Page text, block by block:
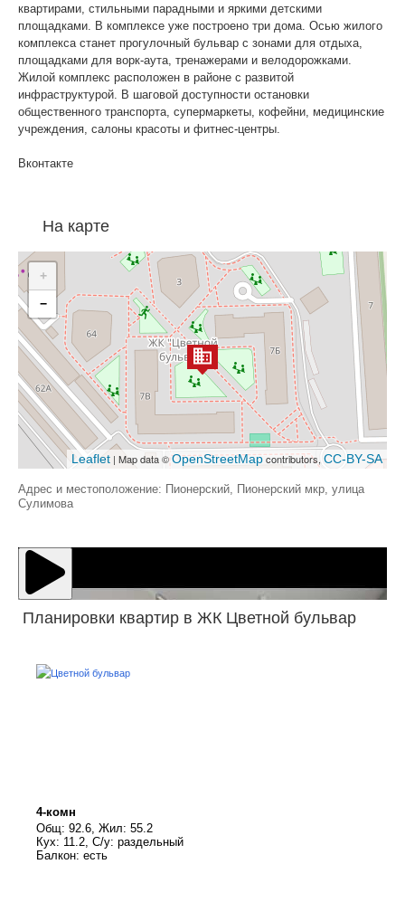
квартирами, стильными парадными и яркими детскими
площадками. В комплексе уже построено три дома. Осью жилого
комплекса станет прогулочный бульвар с зонами для отдыха,
площадками для ворк-аута, тренажерами и велодорожками.
Жилой комплекс расположен в районе с развитой
инфраструктурой. В шаговой доступности остановки
общественного транспорта, супермаркеты, кофейни, медицинские
учреждения, салоны красоты и фитнес-центры.
Вконтакте
На карте
+
−
Leaflet | Map data ©OpenStreetMapcontributors, CC-BY-SA
Адрес и местоположение: Пионерский, Пионерский мкр, улица
Сулимова
Планировки квартир в ЖК Цветной бульвар
4-комн
Общ: 92.6, Жил: 55.2
Кух: 11.2, С/у: раздельный
Балкон: есть